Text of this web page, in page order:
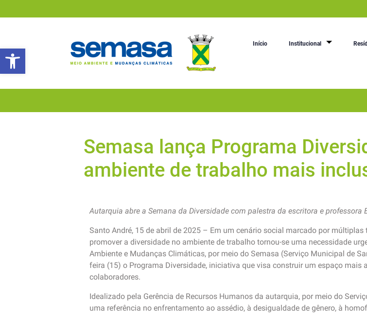
Abrir a barra de ferramentas
Início Institucional
Semasa lança Programa
ambiente de trabalho mais
Autarquia abre a Semana da Diversidade com palestra da escritora e professora
Santo André, 15 de abril de 2025 – Em um cenário social marcado por
promover a diversidade no ambiente de trabalho tornou-se uma necessidade
Ambiente e Mudanças Climáticas, por meio do Semasa (Serviço Municipal de
feira (15) o Programa Diversidade, iniciativa que visa construir um espaço mais
colaboradores.
Idealizado pela Gerência de Recursos Humanos da autarquia, por meio do
uma referência no enfrentamento ao assédio, à desigualdade de gênero, à